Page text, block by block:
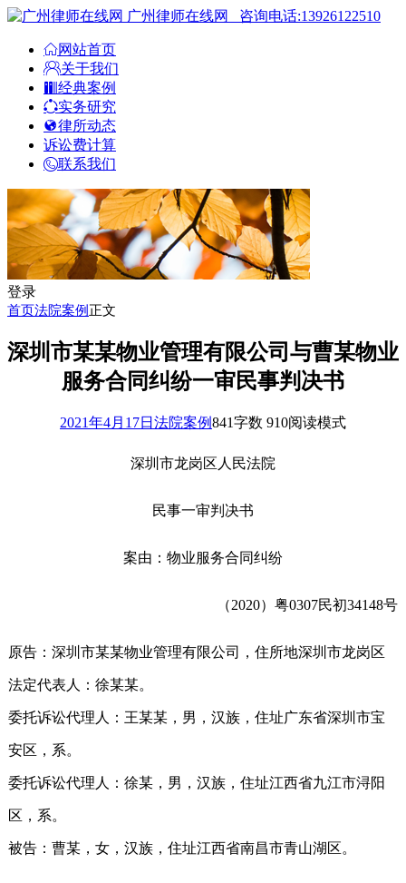
广州律师在线网 咨询电话:13926122510
网站首页
关于我们
经典案例
实务研究
律所动态
诉讼费计算
联系我们
登录
首页法院案例 正文
深圳市某某物业管理有限公司与曹某物业
服务合同纠纷一审民事判决书
2021年4月17日 法院案例841字数 910阅读模式
深圳市龙岗区人民法院
民事一审判决书
案由：物业服务合同纠纷
（2020）粤0307民初34148号
原告：深圳市某某物业管理有限公司，住所地深圳市龙岗区
法定代表人：徐某某。
委托诉讼代理人：王某某，男，汉族，住址广东省深圳市宝
安区，系。
委托诉讼代理人：徐某，男，汉族，住址江西省九江市浔阳
区，系。
被告：曹某，女，汉族，住址江西省南昌市青山湖区。